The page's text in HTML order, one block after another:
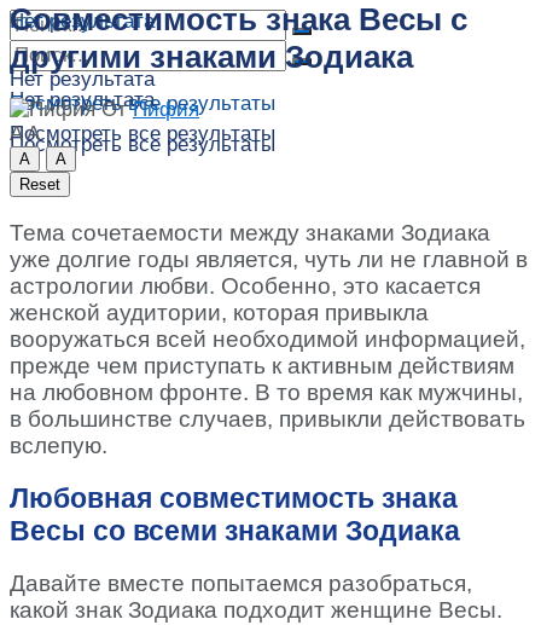
Нет результата
Посмотреть все результаты
Нет результата
Посмотреть все результаты
Нет результата
Посмотреть все результаты
Совместимость знака Весы с
другими знаками Зодиака
От Пифия
A A
A
A
Reset
Тема сочетаемости между знаками Зодиака
уже долгие годы является, чуть ли не главной в
астрологии любви. Особенно, это касается
женской аудитории, которая привыкла
вооружаться всей необходимой информацией,
прежде чем приступать к активным действиям
на любовном фронте. В то время как мужчины,
в большинстве случаев, привыкли действовать
вслепую.
Любовная совместимость знака
Весы со всеми знаками Зодиака
Давайте вместе попытаемся разобраться,
какой знак Зодиака подходит женщине Весы.